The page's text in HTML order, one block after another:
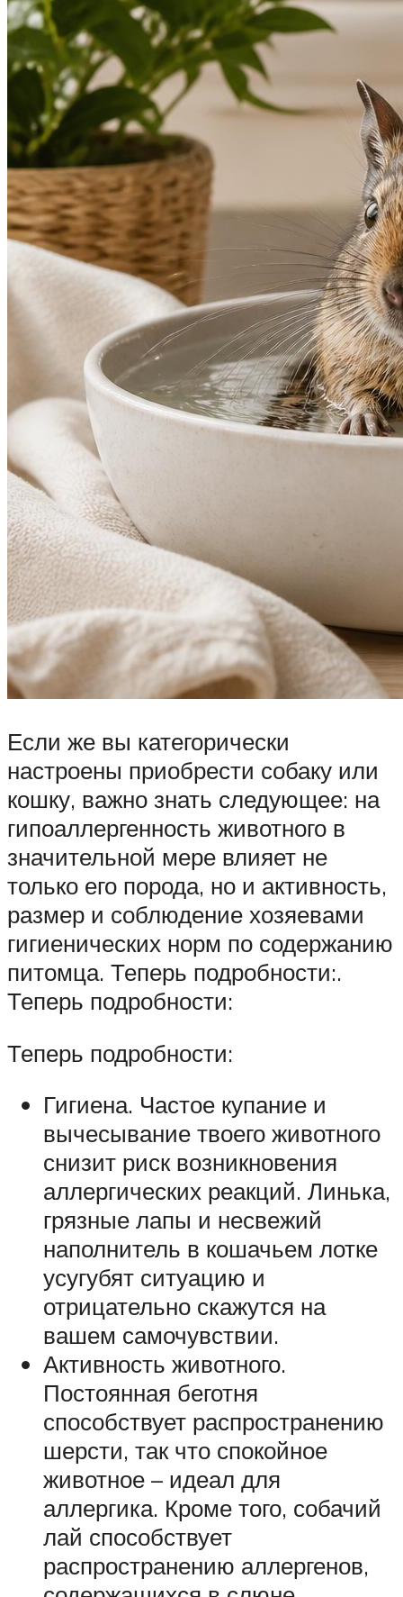
Если же вы категорически
настроены приобрести собаку или
кошку, важно знать следующее: на
гипоаллергенность животного в
значительной мере влияет не
только его порода, но и активность,
размер и соблюдение хозяевами
гигиенических норм по содержанию
питомца. Теперь подробности:.
Теперь подробности:
Теперь подробности:
Гигиена. Частое купание и
вычесывание твоего животного
снизит риск возникновения
аллергических реакций. Линька,
грязные лапы и несвежий
наполнитель в кошачьем лотке
усугубят ситуацию и
отрицательно скажутся на
вашем самочувствии.
Активность животного.
Постоянная беготня
способствует распространению
шерсти, так что спокойное
животное – идеал для
аллергика. Кроме того, собачий
лай способствует
распространению аллергенов,